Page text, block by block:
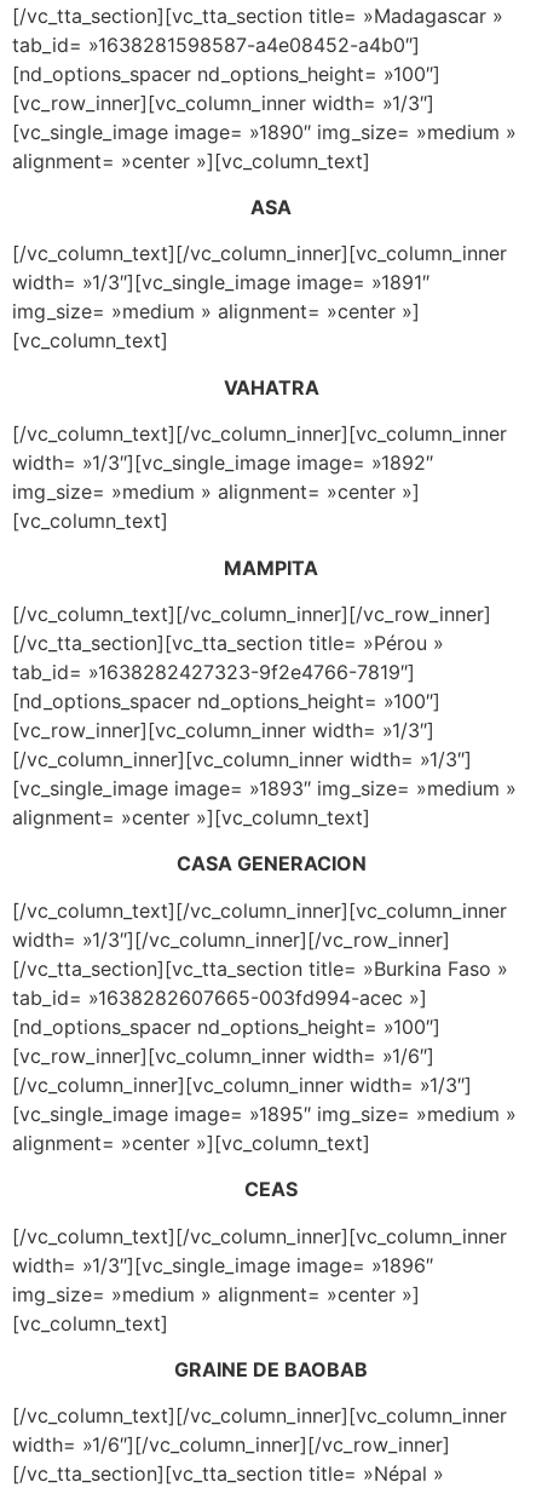
[/vc_tta_section][vc_tta_section title= »Madagascar »
tab_id= »1638281598587-a4e08452-a4b0″]
[nd_options_spacer nd_options_height= »100″]
[vc_row_inner][vc_column_inner width= »1/3″]
[vc_single_image image= »1890″ img_size= »medium »
alignment= »center »][vc_column_text]
ASA
[/vc_column_text][/vc_column_inner][vc_column_inner
width= »1/3″][vc_single_image image= »1891″
img_size= »medium » alignment= »center »]
[vc_column_text]
VAHATRA
[/vc_column_text][/vc_column_inner][vc_column_inner
width= »1/3″][vc_single_image image= »1892″
img_size= »medium » alignment= »center »]
[vc_column_text]
MAMPITA
[/vc_column_text][/vc_column_inner][/vc_row_inner]
[/vc_tta_section][vc_tta_section title= »Pérou »
tab_id= »1638282427323-9f2e4766-7819″]
[nd_options_spacer nd_options_height= »100″]
[vc_row_inner][vc_column_inner width= »1/3″]
[/vc_column_inner][vc_column_inner width= »1/3″]
[vc_single_image image= »1893″ img_size= »medium »
alignment= »center »][vc_column_text]
CASA GENERACION
[/vc_column_text][/vc_column_inner][vc_column_inner
width= »1/3″][/vc_column_inner][/vc_row_inner]
[/vc_tta_section][vc_tta_section title= »Burkina Faso »
tab_id= »1638282607665-003fd994-acec »]
[nd_options_spacer nd_options_height= »100″]
[vc_row_inner][vc_column_inner width= »1/6″]
[/vc_column_inner][vc_column_inner width= »1/3″]
[vc_single_image image= »1895″ img_size= »medium »
alignment= »center »][vc_column_text]
CEAS
[/vc_column_text][/vc_column_inner][vc_column_inner
width= »1/3″][vc_single_image image= »1896″
img_size= »medium » alignment= »center »]
[vc_column_text]
GRAINE DE BAOBAB
[/vc_column_text][/vc_column_inner][vc_column_inner
width= »1/6″][/vc_column_inner][/vc_row_inner]
[/vc_tta_section][vc_tta_section title= »Népal »